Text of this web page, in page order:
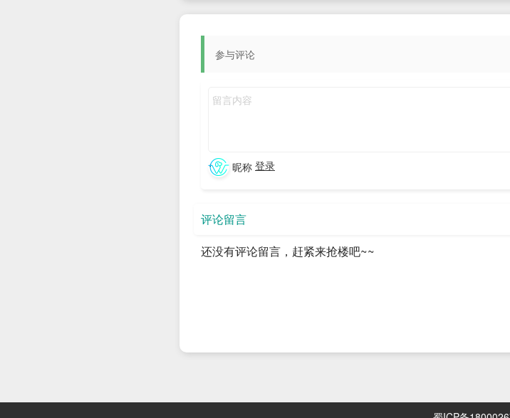
第二种就是为了打造个人品牌的，这些一般就是以盈利为目的的。他
造自己的影响力，让观众产生一些信赖感，塑造形象，从而实现个人
的，所以他的个人品牌树立的非常好。那么，当品牌树立起来后，他
作，你就可以制作一个关于PPT的品牌，从事教学或者经验的分析。
一个销售渠道，你可以做一些服装搭配的或者时尚内容推送来吸引粉
参与评论
昵称 登录
评论留言
还没有评论留言，赶紧来抢楼吧~~